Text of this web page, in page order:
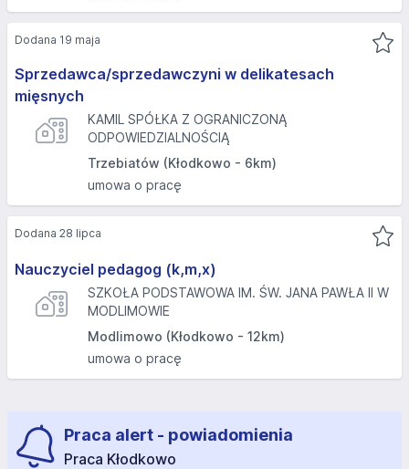
Sprzedawca/sprzedawczyni w delikatesach
mięsnych
KAMIL SPÓŁKA Z OGRANICZONĄ
ODPOWIEDZIALNOŚCIĄ
Trzebiatów (Kłodkowo - 6km)
umowa o pracę
Dodana 19 maja
Nauczyciel pedagog (k,m,x)
SZKOŁA PODSTAWOWA IM. ŚW. JANA PAWŁA II W
MODLIMOWIE
Modlimowo (Kłodkowo - 12km)
umowa o pracę
Dodana 28 lipca
Praca alert - powiadomienia
Praca Kłodkowo